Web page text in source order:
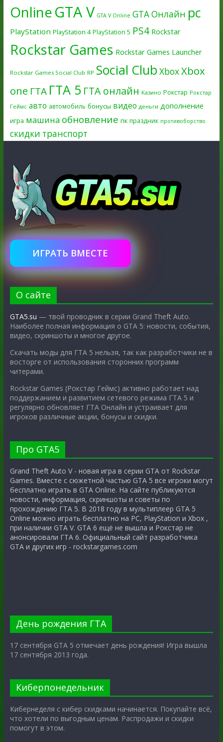
OnlineGTA V GTA V Online GTA Онлайн pc
PlayStation PlayStation 4 PlayStation 5 PS4 Rockstar
Rockstar Games Rockstar Games Launcher
Rockstar Games Social Club RP Social Club XboxXbox
one ГТА ГТА 5 ГТА онлайн Казино Рокстар Рокстар
Геймс авто автомобиль бонусы видео деньги дополнение
игра машина обновление пк праздник противоборство
скидки транспорт
ИГРАТЬ ВМЕСТЕ
О сайте
GTA5.su — твой проводник в серии Grand Theft Auto.
Наиболее полная информация о GTA 5: новости, события,
видео, скриншоты и многое другое.
Скачать моды для ГТА 5 нельзя, так как разработчики не в
восторге от использования сторонних программ
читерами.
Rockstar Games (Рокстар Геймс) активно работает над
поддержанием и развитием сетевого режима ГТА 5 и
регулярно обновляет ГТА Онлайн и устраивает для
игроков различные акции, бонусы и скидки.
Про GTA5
Grand Theft Auto V - новая игра в серии GTA от Rockstar
Games. Вместе с сюжетной частью GTA 5 все игроки могут
бесплатно играть в GTA Online. На сайте публикуются
новости, информация, скриншоты и советы по
прохождению ГТА 5. В 2018 году в мультиплеер GTA 5
Online можно играть бесплатно на PC, PlayStation и Xbox ,
при наличии GTA V. GTA 6 ещё не вышла и Рокстар не
анонсировали ГТА 6. Официальный сайт разработчика
GTA и других игр - rockstargames.com
День рождения ГТА
17 сентября GTA 5 отмечает день рождения! Игра вышла
17 сентября 2013 года.
Киберпонедельник
Кибернеделя с кибер скидками начинается. Покупайте всё,
что хотели по выгодным ценам. Распродажи и скидки
помогут в этом.